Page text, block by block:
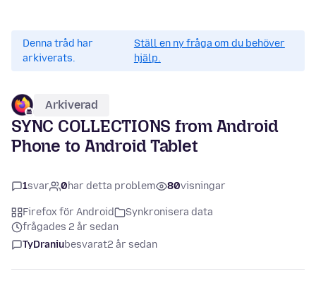
Denna tråd har
arkiverats.
Ställ en ny fråga om du behöver
hjälp.
Arkiverad
SYNC COLLECTIONS from Android
Phone to Android Tablet
1svar 0har detta problem 80visningar
Firefox för Android
Synkronisera data
frågades 2 år sedan
TyDraniubesvarat2 år sedan